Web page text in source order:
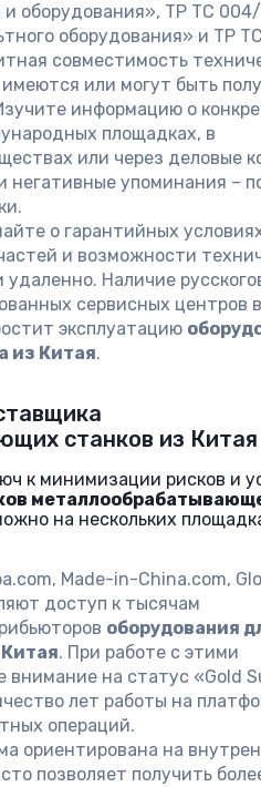
оборудования», ТР ТС
оборудования» и ТР ТС
совместимость
или могут быть
информацию о
площадках, в
или через деловые
негативные упоминания –
о гарантийных
и возможности
Наличие
сервисных центров
эксплуатацию
из Китая.
станков из Китая
к минимизации рисков и
на нескольких
Made-in-China.com,
доступ к тысячам
оборудования
. При работе с этими
на статус «Gold
лет работы на
операций.
ориентирована на
позволяет получить